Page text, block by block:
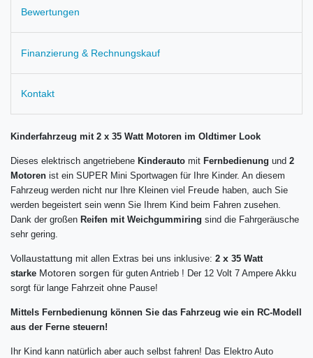
Bewertungen
Finanzierung & Rechnungskauf
Kontakt
Kinderfahrzeug mit 2 x 35 Watt Motoren im Oldtimer Look
Dieses elektrisch angetriebene Kinderauto mit Fernbedienung und 2
Motoren ist ein SUPER Mini Sportwagen für Ihre Kinder. An diesem
Fahrzeug werden nicht nur Ihre Kleinen viel Freude haben, auch Sie
werden begeistert sein wenn Sie Ihrem Kind beim Fahren zusehen.
Dank der großen Reifen mit Weichgummiring sind die Fahrgeräusche
sehr gering.
Vollaustattung mit allen Extras bei uns inklusive: 2 x 35 Watt
starke Motoren sorgen für guten Antrieb ! Der 12 Volt 7 Ampere Akku
sorgt für lange Fahrzeit ohne Pause!
Mittels Fernbedienung können Sie das Fahrzeug wie ein RC-Modell
aus der Ferne steuern!
Ihr Kind kann natürlich aber auch selbst fahren! Das Elektro Auto